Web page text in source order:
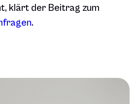
klärt der Beitrag zum
.